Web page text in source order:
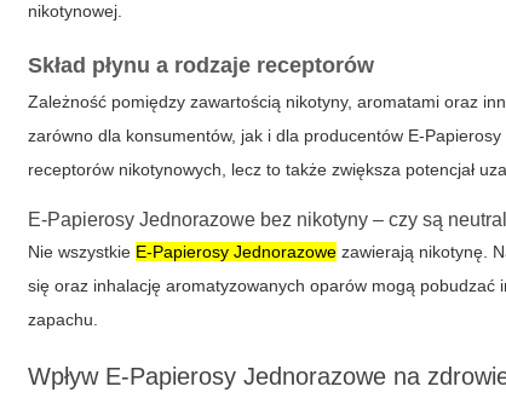
nikotynowej.
Skład płynu a rodzaje receptorów
Zależność pomiędzy zawartością nikotyny, aromatami oraz
zarówno dla konsumentów, jak i dla producentów E-
receptorów nikotynowych, lecz to także zwiększa potencjał
E-Papierosy Jednorazowe bez nikotyny – czy są
Nie wszystkie E-Papierosy Jednorazowe zawierają nikotynę.
się oraz inhalację aromatyzowanych oparów mogą pobudzać
zapachu.
Wpływ E-Papierosy Jednorazowe na